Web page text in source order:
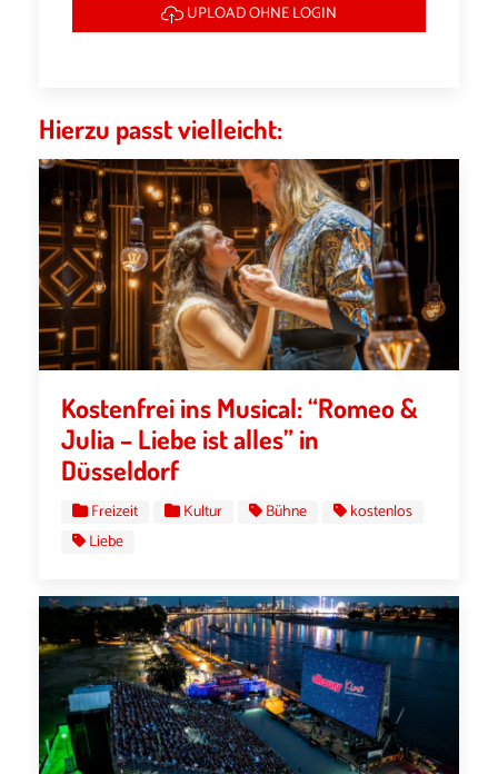
UPLOAD OHNE LOGIN
Hierzu passt vielleicht:
Kostenfrei ins Musical: “Romeo &
Julia – Liebe ist alles” in
Düsseldorf
Freizeit Kultur Bühne
kostenlos
Liebe